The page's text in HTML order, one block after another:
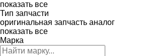
показать все
Тип запчасти
оригинальная запчасть аналог
показать все
Марка